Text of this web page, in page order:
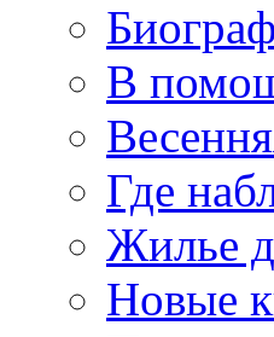
В
Где
Жилье
Новые